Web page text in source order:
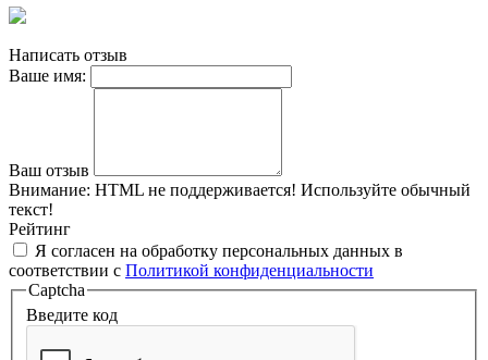
Написать отзыв
Ваше имя:
Ваш отзыв
Внимание: HTML не поддерживается! Используйте обычный
текст!
Рейтинг
Я согласен на обработку персональных данных в
соответствии с Политикой конфиденциальности
Captcha
Введите код